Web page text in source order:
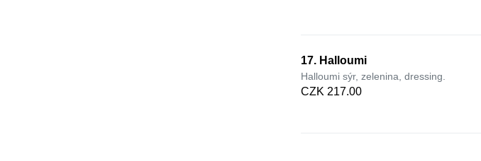
17. Halloumi
Halloumi sýr, zelenina, dressing.
CZK 217.00